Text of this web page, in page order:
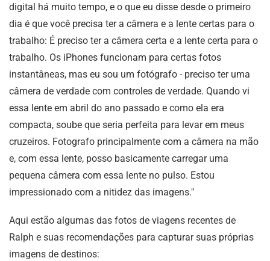
digital há muito tempo, e o que eu disse desde o primeiro
dia é que você precisa ter a câmera e a lente certas para o
trabalho: É preciso ter a câmera certa e a lente certa para o
trabalho. Os iPhones funcionam para certas fotos
instantâneas, mas eu sou um fotógrafo - preciso ter uma
câmera de verdade com controles de verdade. Quando vi
essa lente em abril do ano passado e como ela era
compacta, soube que seria perfeita para levar em meus
cruzeiros. Fotografo principalmente com a câmera na mão
e, com essa lente, posso basicamente carregar uma
pequena câmera com essa lente no pulso. Estou
impressionado com a nitidez das imagens."
Aqui estão algumas das fotos de viagens recentes de
Ralph e suas recomendações para capturar suas próprias
imagens de destinos: